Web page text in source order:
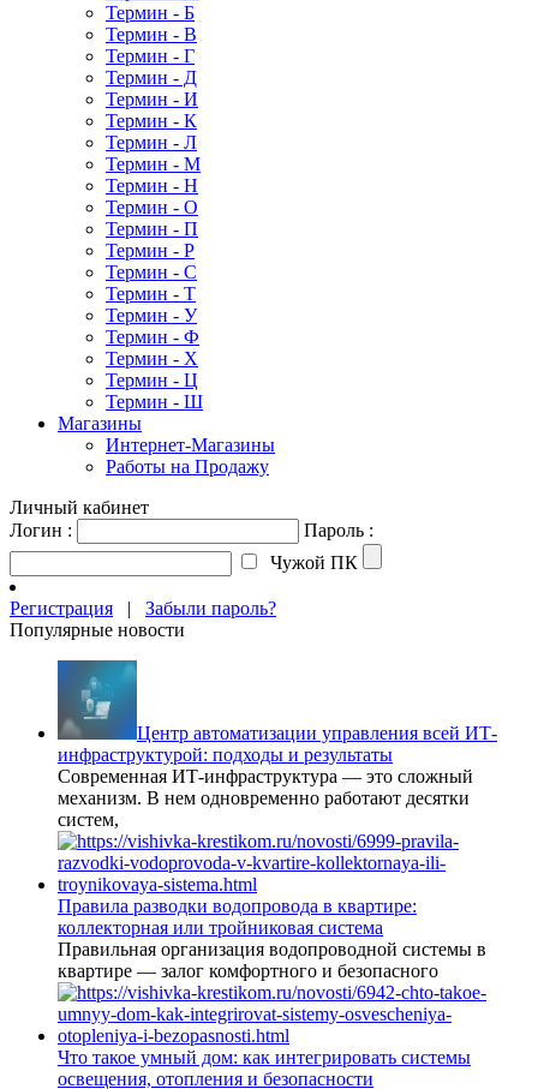
Термин - Б
Термин - В
Термин - Г
Термин - Д
Термин - И
Термин - К
Термин - Л
Термин - М
Термин - Н
Термин - О
Термин - П
Термин - Р
Термин - С
Термин - Т
Термин - У
Термин - Ф
Термин - Х
Термин - Ц
Термин - Ш
Магазины
Интернет-Магазины
Работы на Продажу
Личный кабинет
Логин :
Пароль :
Чужой ПК
Регистрация | Забыли пароль?
Популярные новости
Центр автоматизации управления всей ИТ-
инфраструктурой: подходы и результаты
Современная ИТ-инфраструктура — это сложный
механизм. В нем одновременно работают десятки
систем,
Правила разводки водопровода в квартире:
коллекторная или тройниковая система
Правильная организация водопроводной системы в
квартире — залог комфортного и безопасного
Что такое умный дом: как интегрировать системы
освещения, отопления и безопасности